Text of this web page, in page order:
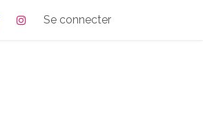
Se connecter